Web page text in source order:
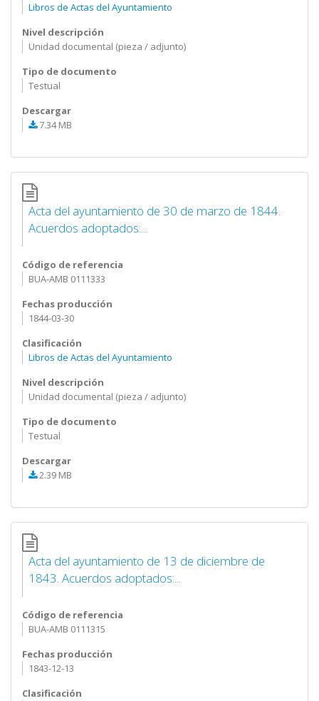
Libros de Actas del Ayuntamiento
Nivel descripción
Unidad documental (pieza / adjunto)
Tipo de documento
Testual
Descargar
7.34 MB
Acta del ayuntamiento de 30 de marzo de 1844.
Acuerdos adoptados:...
Código de referencia
BUA-AMB 0111333
Fechas producción
1844-03-30
Clasificación
Libros de Actas del Ayuntamiento
Nivel descripción
Unidad documental (pieza / adjunto)
Tipo de documento
Testual
Descargar
2.39 MB
Acta del ayuntamiento de 13 de diciembre de
1843. Acuerdos adoptados:...
Código de referencia
BUA-AMB 0111315
Fechas producción
1843-12-13
Clasificación